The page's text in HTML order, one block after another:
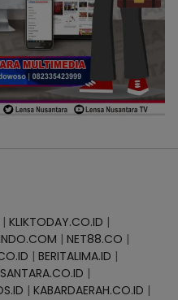
| KLIKTODAY.CO.ID |
| NET88.CO |
| BERITALIMA.ID |
|
| KABARDAERAH.CO.ID |